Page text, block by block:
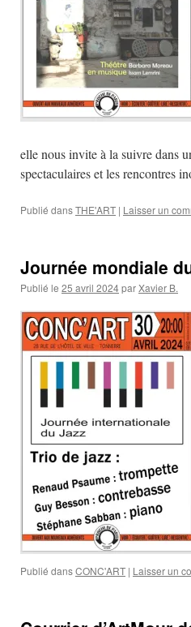
elle nous invite à la suivre dans
spectaculaires et les rencontres
Publié dansTHE'ART | Laisser un
Journée mondiale
Publié le 25 avril 2024parXavier B.
Publié dansCONC'ART | Laisser un